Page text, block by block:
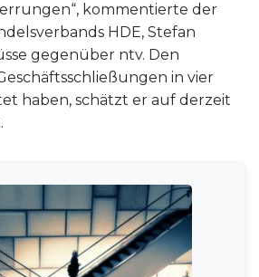
kommentierte der
HDE, Stefan
gegenüber ntv. Den
in vier
haben, schätzt er auf derzeit